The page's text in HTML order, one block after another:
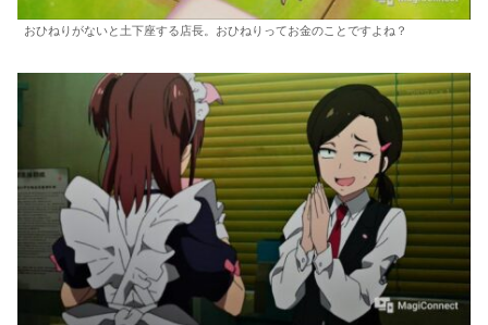
おひねりがないと土下座する店長。おひねりってお金のことですよね？